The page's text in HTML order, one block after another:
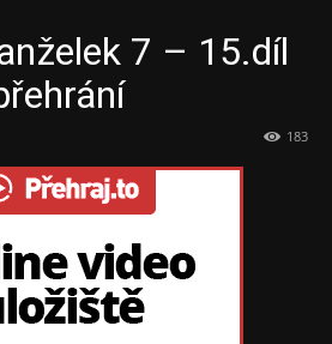
7 – 15.díl
183